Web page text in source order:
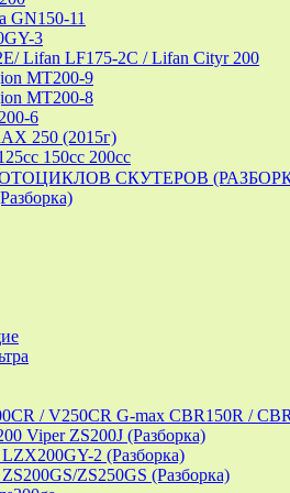
GN150-11
3
Lifan LF175-2C / Lifan Cityr 200
MT200-9
MT200-8
6
250 (2015г)
150cc 200сс
СКУТЕРОВ
/ V250CR G-max CBR150R /
Viper ZS200J (Разборка)
2 (Разборка)
ZS250GS (Разборка)